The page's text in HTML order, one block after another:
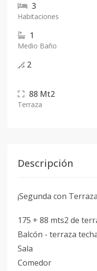
3
Habitaciones
1
Medio Baño
2
88 Mt2
Terraza
Descripción
¡Segunda con
175 + 88 mts2 de
Balcón - terraza
Sala
Comedor